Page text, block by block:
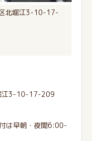
北堀江3-10-17-
江3-10-17-209
は早朝・夜間6:00-